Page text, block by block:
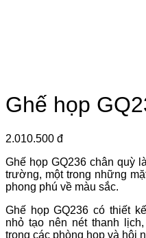
Ghế họp
2.010.500 đ
Ghế họp GQ236 chân quỳ
trường, một trong những
phong phú về màu sắc.
Ghế họp GQ236 có thiết
nhỏ tạo nên nét thanh
trong các phòng họp và hội